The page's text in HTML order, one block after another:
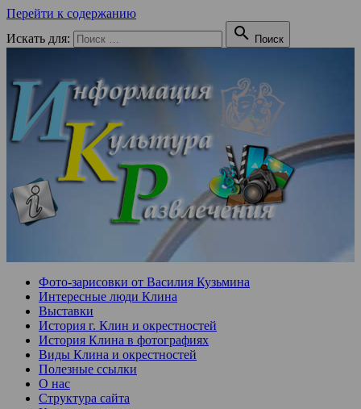
Перейти к содержанию
Искать для:
 Поиск
Фото-зарисовки от Василия Кузьмина
Интересные люди Клина
Выставки
История г. Клин и окрестностей
История Клина в фотографиях
Виды Клина и окрестностей
Полезные ссылки
О нас
Структура сайта